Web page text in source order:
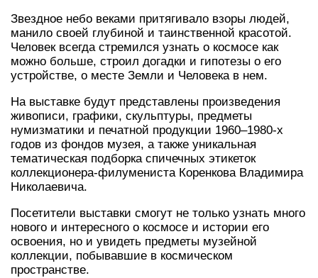
Звездное небо веками притягивало взоры людей,
манило своей глубиной и таинственной красотой.
Человек всегда стремился узнать о космосе как
можно больше, строил догадки и гипотезы о его
устройстве, о месте Земли и Человека в нем.
На выставке будут представлены произведения
живописи, графики, скульптуры, предметы
нумизматики и печатной продукции 1960–1980-х
годов из фондов музея, а также уникальная
тематическая подборка спичечных этикеток
коллекционера-филумениста Коренкова Владимира
Николаевича.
Посетители выставки смогут не только узнать много
нового и интересного о космосе и истории его
освоения, но и увидеть предметы музейной
коллекции, побывавшие в космическом
пространстве.